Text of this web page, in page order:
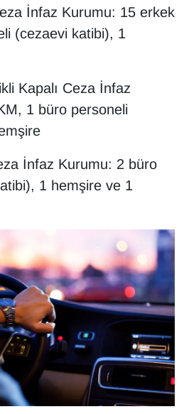
İnfaz Kurumu: 15 erkek
(cezaevi katibi), 1
Kapalı Ceza İnfaz
1 büro personeli
İnfaz Kurumu: 2 büro
1 hemşire ve 1